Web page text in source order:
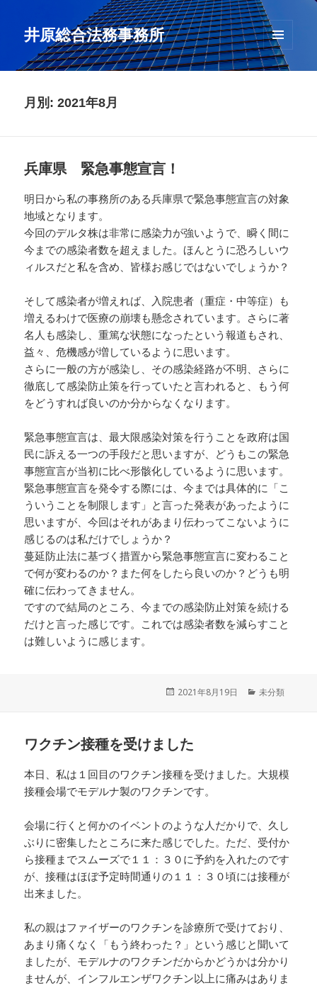
井原総合法務事務所
メニュ
ーとウ
月別: 2021年8月
兵庫県 緊急事態宣言！
明日から私の事務所のある兵庫県で緊急事態宣言の対象
地域となります。
今回のデルタ株は非常に感染力が強いようで、瞬く間に
今までの感染者数を超えました。ほんとうに恐ろしいウ
ィルスだと私を含め、皆様お感じではないでしょうか？
そして感染者が増えれば、入院患者（重症・中等症）も
増えるわけで医療の崩壊も懸念されています。さらに著
名人も感染し、重篤な状態になったという報道もされ、
益々、危機感が増しているように思います。
さらに一般の方が感染し、その感染経路が不明、さらに
徹底して感染防止策を行っていたと言われると、もう何
をどうすれば良いのか分からなくなります。
緊急事態宣言は、最大限感染対策を行うことを政府は国
民に訴える一つの手段だと思いますが、どうもこの緊急
事態宣言が当初に比べ形骸化しているように思います。
緊急事態宣言を発令する際には、今までは具体的に「こ
ういうことを制限します」と言った発表があったように
思いますが、今回はそれがあまり伝わってこないように
感じるのは私だけでしょうか？
蔓延防止法に基づく措置から緊急事態宣言に変わること
で何が変わるのか？また何をしたら良いのか？どうも明
確に伝わってきません。
ですので結局のところ、今までの感染防止対策を続ける
だけと言った感じです。これでは感染者数を減らすこと
は難しいように感じます。
投
2021年8月19日
カ
未分類
ワクチン接種を受けました
本日、私は１回目のワクチン接種を受けました。大規模
接種会場でモデルナ製のワクチンです。
会場に行くと何かのイベントのような人だかりで、久し
ぶりに密集したところに来た感じでした。ただ、受付か
ら接種までスムーズで１１：３０に予約を入れたのです
が、接種はほぼ予定時間通りの１１：３０頃には接種が
出来ました。
私の親はファイザーのワクチンを診療所で受けており、
あまり痛くなく「もう終わった？」という感じと聞いて
ましたが、モデルナのワクチンだからかどうかは分かり
ませんが、インフルエンザワクチン以上に痛みはありま